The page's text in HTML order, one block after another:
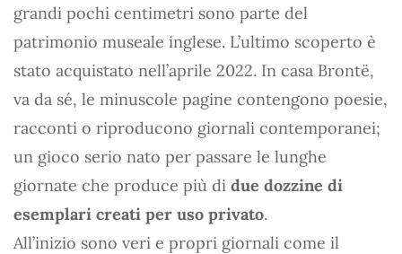
grandi pochi centimetri sono parte del
patrimonio museale inglese. L’ultimo scoperto è
stato acquistato nell’aprile 2022. In casa Brontë,
va da sé, le minuscole pagine contengono poesie,
racconti o riproducono giornali contemporanei;
un gioco serio nato per passare le lunghe
giornate che produce più di due dozzine di
esemplari creati per uso privato.
All’inizio sono veri e propri giornali come il